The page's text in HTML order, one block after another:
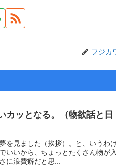
フジカ
カッとなる。（物欲話と日
を見ました（挨拶）。と、いうわけ
いいから、ちょっとたくさん物が入
に浪費癖だと思...